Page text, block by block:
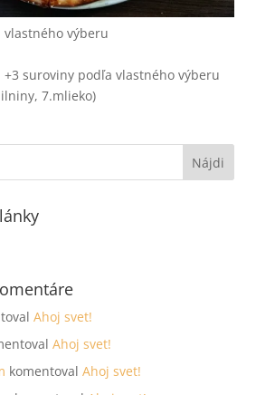
vlastného výberu
+3 suroviny podľa vlastného výberu
7.mlieko)
Ahoj svet!
Ahoj svet!
komentoval Ahoj svet!